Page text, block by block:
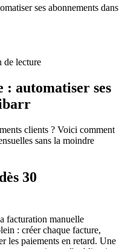
ses abonnements dans
de lecture
automatiser ses
clients ? Voici comment
sans la moindre
30
facturation manuelle
: créer chaque facture,
les paiements en retard. Une